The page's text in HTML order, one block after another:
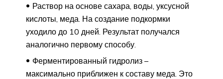
Раствор на основе сахара, воды, уксусной
кислоты, меда. На создание подкормки
уходило до 10 дней. Результат получался
аналогично первому способу.
Ферментированный гидролиз –
максимально приближен к составу меда. Это